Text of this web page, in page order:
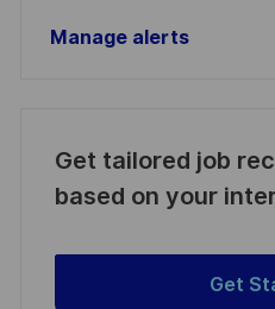
Manage alerts
Get tailored job
based on your
Get